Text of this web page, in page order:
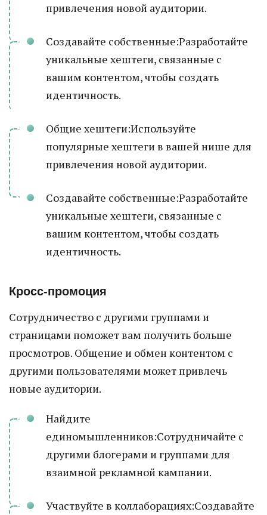
привлечения новой аудитории.
Создавайте собственные:Разработайте
уникальные хештеги, связанные с
вашим контентом, чтобы создать
идентичность.
Общие хештеги:Используйте
популярные хештеги в вашей нише для
привлечения новой аудитории.
Создавайте собственные:Разработайте
уникальные хештеги, связанные с
вашим контентом, чтобы создать
идентичность.
Кросс-промоция
Сотрудничество с другими группами и
страницами поможет вам получить больше
просмотров. Общение и обмен контентом с
другими пользователями может привлечь
новые аудитории.
Найдите
единомышленников:Сотрудничайте с
другими блогерами и группами для
взаимной рекламной кампании.
Участвуйте в коллаборациях:Создавайте